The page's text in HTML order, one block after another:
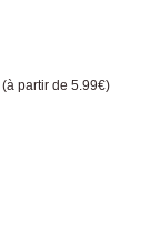
(à partir de 5.99€)